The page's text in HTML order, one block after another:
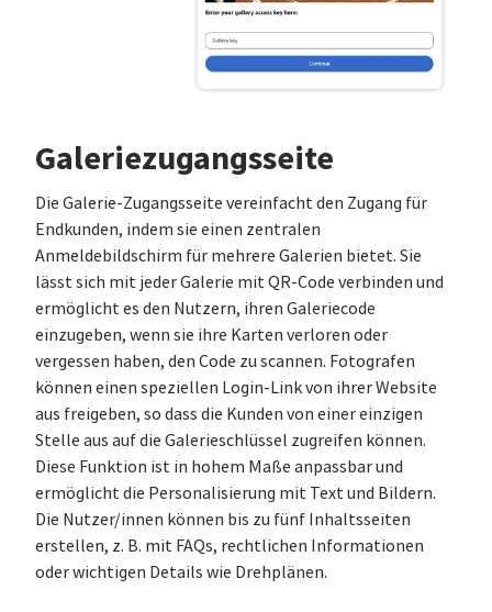
Galeriezugangsseite
Die Galerie-Zugangsseite vereinfacht den Zugang für
Endkunden, indem sie einen zentralen
Anmeldebildschirm für mehrere Galerien bietet. Sie
lässt sich mit jeder Galerie mit QR-Code verbinden und
ermöglicht es den Nutzern, ihren Galeriecode
einzugeben, wenn sie ihre Karten verloren oder
vergessen haben, den Code zu scannen. Fotografen
können einen speziellen Login-Link von ihrer Website
aus freigeben, so dass die Kunden von einer einzigen
Stelle aus auf die Galerieschlüssel zugreifen können.
Diese Funktion ist in hohem Maße anpassbar und
ermöglicht die Personalisierung mit Text und Bildern.
Die Nutzer/innen können bis zu fünf Inhaltsseiten
erstellen, z. B. mit FAQs, rechtlichen Informationen
oder wichtigen Details wie Drehplänen.